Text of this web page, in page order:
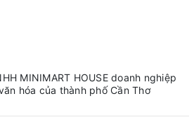
MINIMART HOUSE doanh nghiệp
hóa của thành phố Cần Thơ